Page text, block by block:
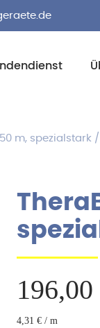
m, spezialstark
196,00
4,31 € / m